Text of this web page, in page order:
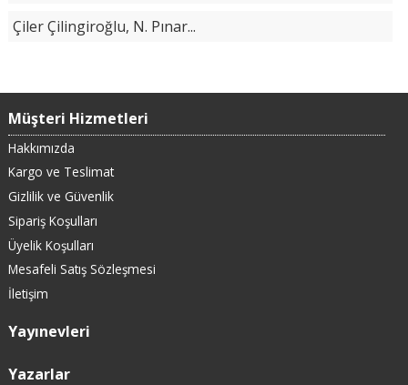
Çiler Çilingiroğlu, N. Pınar...
Müşteri Hizmetleri
Hakkımızda
Kargo ve Teslimat
Gizlilik ve Güvenlik
Sipariş Koşulları
Üyelik Koşulları
Mesafeli Satış Sözleşmesi
İletişim
Yayınevleri
Yazarlar